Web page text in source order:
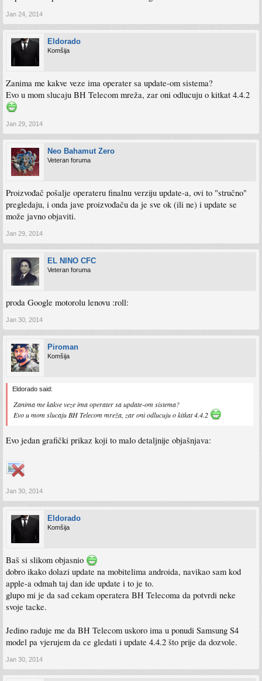
Jan 24, 2014
Eldorado
Komšija
Zanima me kakve veze ima operater sa update-om sistema?
Evo u mom slucaju BH Telecom mreža, zar oni odlucuju o kitkat 4.4.2
Jan 29, 2014
Neo Bahamut Zero
Veteran foruma
Proizvođač pošalje operateru finalnu verziju update-a, ovi to "stručno"
pregledaju, i onda jave proizvođaču da je sve ok (ili ne) i update se
može javno objaviti.
Jan 29, 2014
EL NINO CFC
Veteran foruma
proda Google motorolu lenovu :roll:
Jan 30, 2014
Piroman
Komšija
Eldorado said:
Zanima me kakve veze ima operater sa update-om sistema?
Evo u mom slucaju BH Telecom mreža, zar oni odlucuju o kitkat 4.4.2
Evo jedan grafički prikaz koji to malo detaljnije objašnjava:
Jan 30, 2014
Eldorado
Komšija
Baš si slikom objasnio
dobro ikako dolazi update na mobitelima androida, navikao sam kod
apple-a odmah taj dan ide update i to je to.
glupo mi je da sad cekam operatera BH Telecoma da potvrdi neke
svoje tacke.
Jedino raduje me da BH Telecom uskoro ima u ponudi Samsung S4
model pa vjerujem da ce gledati i update 4.4.2 što prije da dozvole.
Jan 30, 2014